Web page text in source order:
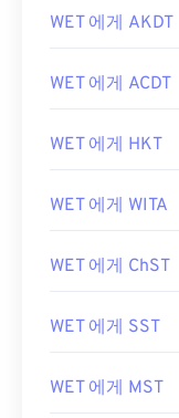
WET 에게 AKDT
WET 에게 ACDT
WET 에게 HKT
WET 에게 WITA
WET 에게 ChST
WET 에게 SST
WET 에게 MST